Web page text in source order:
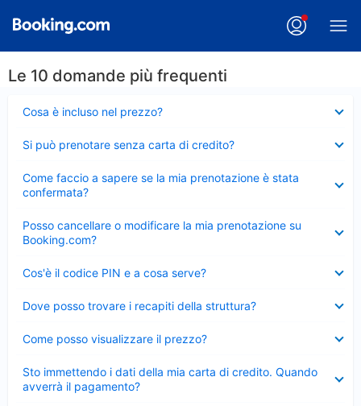
Le 10 domande più frequenti
Cosa è incluso nel prezzo?
chiuso
Si può prenotare senza carta di credito?
chiuso
Come faccio a sapere se la mia prenotazione è stata
confermata?
chiuso
Posso cancellare o modificare la mia prenotazione su
Booking.com?
chiuso
Cos'è il codice PIN e a cosa serve?
chiuso
Dove posso trovare i recapiti della struttura?
chiuso
Come posso visualizzare il prezzo?
chiuso
Sto immettendo i dati della mia carta di credito. Quando
avverrà il pagamento?
chiuso